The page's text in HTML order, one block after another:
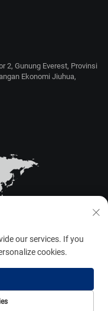
2, Gunung Everest, Provinsi
Ekonomi Jiuhua,
our services. If you
cookies.